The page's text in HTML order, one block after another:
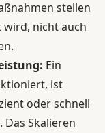
stellen
wird, nicht auch
Ein
ist
oder schnell
Skalieren